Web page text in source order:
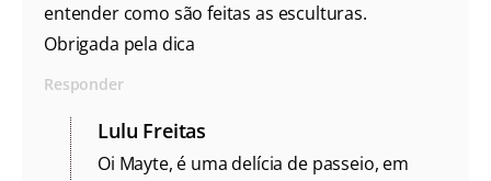
entender como são feitas as esculturas.
Obrigada pela dica
Responder
Lulu Freitas
Oi Mayte, é uma delícia de passeio, em